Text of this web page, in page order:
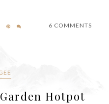
6 COMMENTS
Hotpot